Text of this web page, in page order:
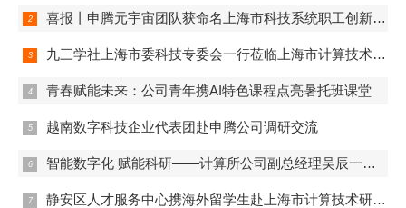
喜报丨申腾元宇宙团队获命名上海市科技系统职工创新工作室
九三学社上海市委科技专委会一行莅临上海市计算技术研究所有限公司开展联合调研
青春赋能未来：公司青年携AI特色课程点亮暑托班课堂
越南数字科技企业代表团赴申腾公司调研交流
智能数字化 赋能科研——计算所公司副总经理吴辰一行赴实验动物中心调研
静安区人才服务中心携海外留学生赴上海市计算技术研究所有限公司学习调研